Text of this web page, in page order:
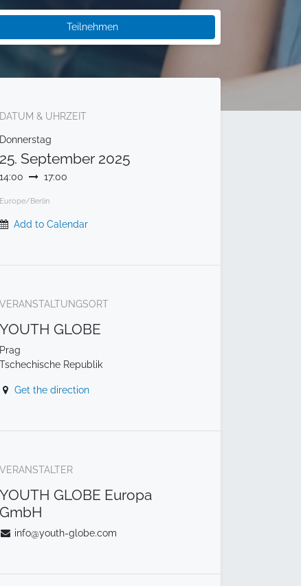
Teilnehmen
DATUM & UHRZEIT
Donnerstag
25. September 2025
14:00 17:00
Europe/Berlin
Add to Calendar
VERANSTALTUNGSORT
YOUTH GLOBE
Prag
Tschechische Republik
Get the direction
VERANSTALTER
YOUTH GLOBE Europa
GmbH
info@youth-globe.com